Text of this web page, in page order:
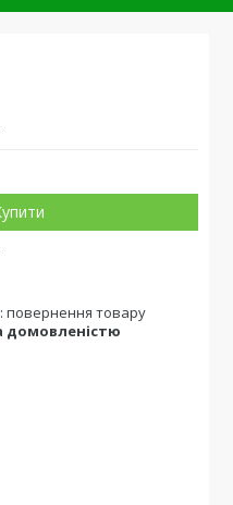
повернення товару
домовленістю